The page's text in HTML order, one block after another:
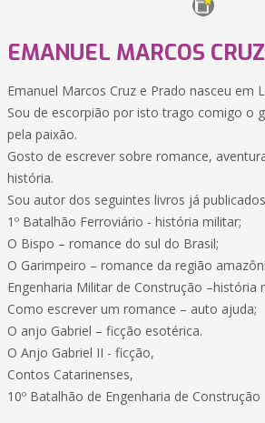
EMANUEL MARCOS
Emanuel Marcos Cruz e Prado nasceu em
Sou de escorpião por isto trago comigo o
pela paixão.
Gosto de escrever sobre romance,
história.
Sou autor dos seguintes livros já
1º Batalhão Ferroviário - história militar;
O Bispo – romance do sul do Brasil;
O Garimpeiro – romance da região
Engenharia Militar de Construção –história
Como escrever um romance – auto ajuda;
O anjo Gabriel – ficção esotérica.
O Anjo Gabriel II - ficção,
Contos Catarinenses,
10º Batalhão de Engenharia de Construção